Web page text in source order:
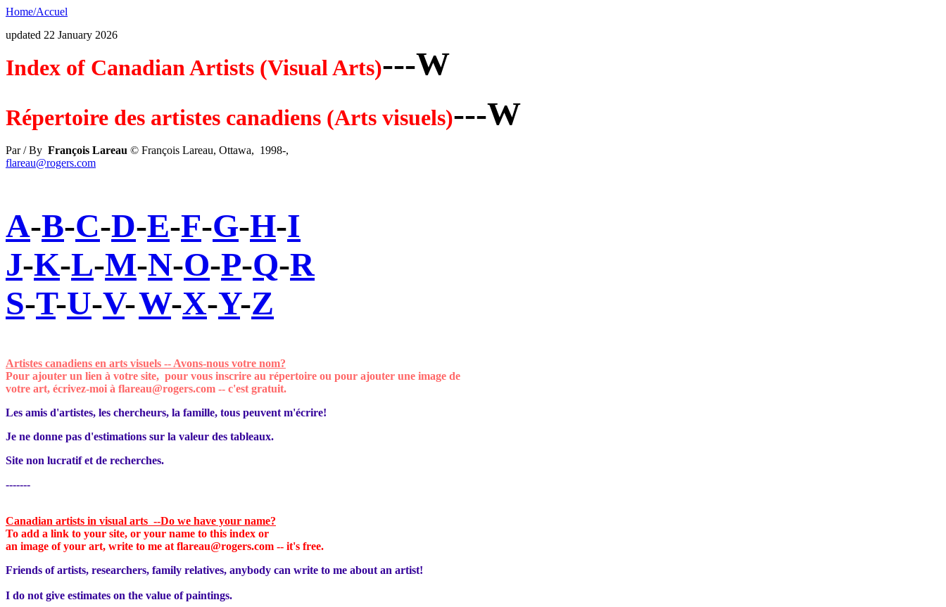
Home/Accuel
updated 22 January 2026
Index of Canadian Artists (Visual Arts)---W
Répertoire des artistes canadiens (Arts visuels)---W
Par / By François Lareau © François Lareau, Ottawa, 1998-,
flareau@rogers.com
A-B-C-D-E-F-G-H-I
J-K-L-M-N-O-P-Q-R
S-T-U-V-W-X-Y-Z
Artistes canadiens en arts visuels -- Avons-nous votre nom?
Pour ajouter un lien à votre site, pour vous inscrire au répertoire ou pour ajouter une image de
votre art, écrivez-moi à flareau@rogers.com -- c'est gratuit.
Les amis d'artistes, les chercheurs, la famille, tous peuvent m'écrire!
Je ne donne pas d'estimations sur la valeur des tableaux.
Site non lucratif et de recherches.
-------
Canadian artists in visual arts --Do we have your name?
To add a link to your site, or your name to this index or
an image of your art, write to me at flareau@rogers.com -- it's free.
Friends of artists, researchers, family relatives, anybody can write to me about an artist!
I do not give estimates on the value of paintings.